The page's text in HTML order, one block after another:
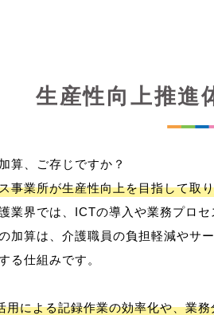
生産性向上推進
算、ご存じですか？
事業所が生産性向上を目指して取
業界では、ICTの導入や業務プロ
加算は、介護職員の負担軽減やサ
る仕組みです。
用による記録作業の効率化や、業